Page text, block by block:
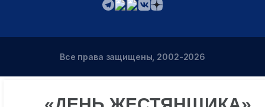
Все права защищены, 2002-2026